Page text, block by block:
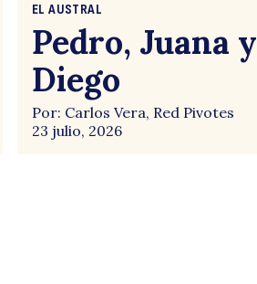
EL AUSTRAL
Pedro, Juana y
Diego
Por: Carlos Vera, Red Pivotes
23 julio, 2026